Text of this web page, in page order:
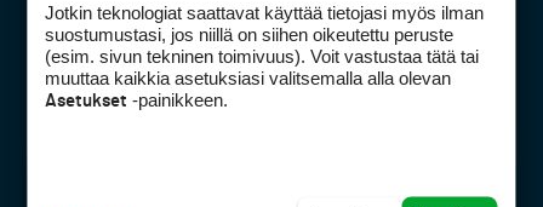
Tietoa verkon kävijöistä
Golfpisteen yhteystiedot
Jotkin teknologiat saattavat käyttää tietojasi myös ilman
suostumustasi, jos niillä on siihen oikeutettu peruste
(esim. sivun tekninen toimivuus). Voit vastustaa tätä tai
muuttaa kaikkia asetuksiasi valitsemalla alla olevan
Asetukset -painikkeen.